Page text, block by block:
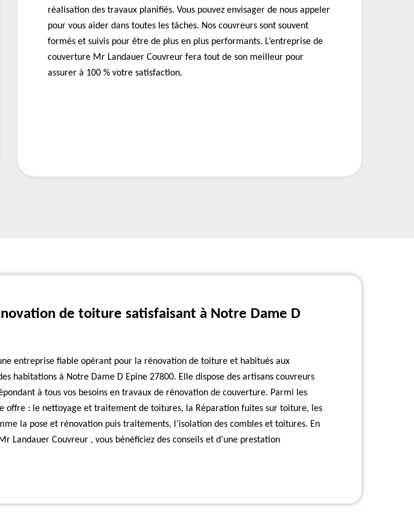
réalisation des travaux planifiés. Vous pouvez envisager de nous appeler
pour vous aider dans toutes les tâches. Nos couvreurs sont souvent
formés et suivis pour être de plus en plus performants. L’entreprise de
couverture Mr Landauer Couvreur fera tout de son meilleur pour
assurer à 100 % votre satisfaction.
de toiture satisfaisant à Notre Dame D
entreprise fiable opérant pour la rénovation de toiture et habitués aux
habitations à Notre Dame D Epine 27800. Elle dispose des artisans couvreurs
à tous vos besoins en travaux de rénovation de couverture. Parmi les
offre : le nettoyage et traitement de toitures, la Réparation fuites sur toiture, les
la pose et rénovation puis traitements, l’isolation des combles et toitures. En
Landauer Couvreur , vous bénéficiez des conseils et d’une prestation